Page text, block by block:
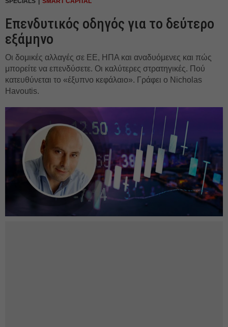
Επενδυτικός οδηγός για το δεύτερο
εξάμηνο
Οι δομικές αλλαγές σε ΕΕ, ΗΠΑ και αναδυόμενες και πώς
μπορείτε να επενδύσετε. Οι καλύτερες στρατηγικές. Πού
κατευθύνεται το «έξυπνο κεφάλαιο». Γράφει ο Nicholas
Havoutis.